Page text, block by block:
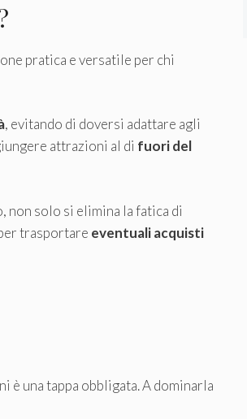
pratica e versatile per chi
, evitando di doversi adattare agli
attrazioni al di fuori del
non solo si elimina la fatica di
trasportare eventuali acquisti
è una tappa obbligata. A dominarla